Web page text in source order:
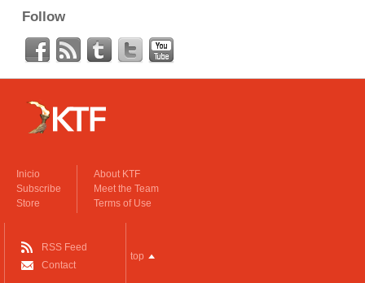
Follow
Inicio
Subscribe
Store
About KTF
Meet the Team
Terms of Use
RSS Feed
Contact
top